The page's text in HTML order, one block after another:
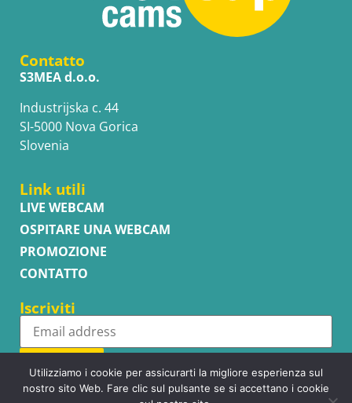
Contatto
S3MEA d.o.o.
Industrijska c. 44
SI-5000 Nova Gorica
Slovenia
Link utili
LIVE WEBCAM
OSPITARE UNA WEBCAM
PROMOZIONE
CONTATTO
Iscriviti
Subscribe
Utilizziamo i cookie per assicurarti la migliore esperienza sul
nostro sito Web. Fare clic sul pulsante se si accettano i cookie